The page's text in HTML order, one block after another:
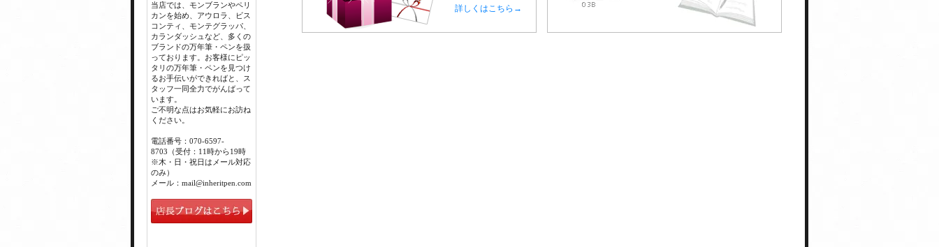
詳しくはこちら→
当店では、モンブランやペリ
カンを始め、アウロラ、ビス
コンティ、モンテグラッパ、
カランダッシュなど、多くの
ブランドの万年筆・ペンを扱
っております。お客様にピッ
タリの万年筆・ペンを見つけ
るお手伝いができればと、ス
タッフ一同全力でがんばって
います。
ご不明な点はお気軽にお訪ね
ください。
電話番号：070-6597-
8703（受付：11時から19時
※木・日・祝日はメール対応
のみ）
メール：mail@inheritpen.com